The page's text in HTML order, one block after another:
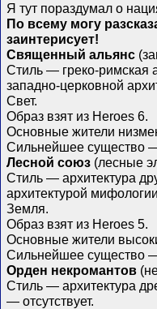
Я тут пораздумал о
По всему могу
заинтерисует!
Священный альянс
Стиль — греко-римская
западно-церковной
Свет.
Образ взят из Heroes 6.
Основные жители
Сильнейшее существо
Лесной союз (лесные
Стиль — архитектура
архитектурой
Земля.
Образ взят из Heroes 5.
Основные жители
Сильнейшее существо
Орден некромантов
Стиль — архитектура
— отсутствует.